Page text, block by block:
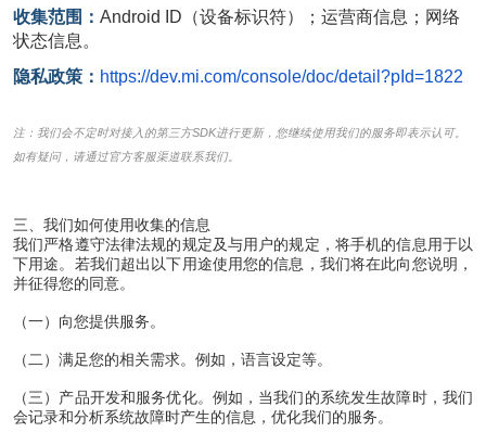
收集范围： Android ID （设备标识符）；运营商信息；网络
状态信息。
隐私政策： https://dev.mi.com/console/doc/detail?pId=1822
注：我们会不定时对接入的第三方SDK进行更新，您继续使用我们的服务即表示认可。
如有疑问，请通过官方客服渠道联系我们。
三、我们如何使用收集的信息
我们严格遵守法律法规的规定及与用户的规定，将手机的信息用于以
下用途。若我们超出以下用途使用您的信息，我们将在此向您说明，
并征得您的同意。
（一）向您提供服务。
（二）满足您的相关需求。例如，语言设定等。
（三）产品开发和服务优化。例如，当我们的系统发生故障时，我们
会记录和分析系统故障时产生的信息，优化我们的服务。